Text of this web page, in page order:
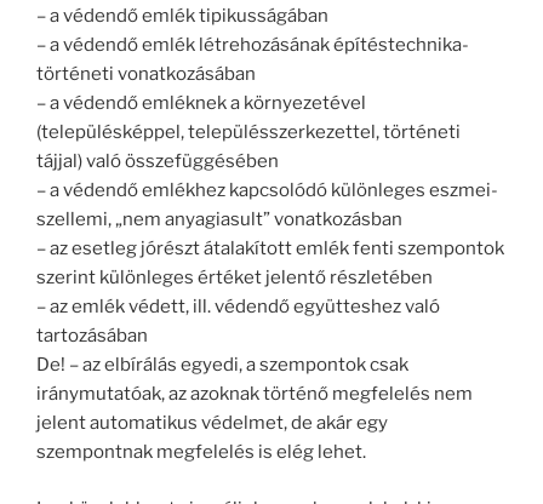
– a védendő emlék tipikusságában
– a védendő emlék létrehozásának építéstechnika-
történeti vonatkozásában
– a védendő emléknek a környezetével
(településképpel, településszerkezettel, történeti
tájjal) való összefüggésében
– a védendő emlékhez kapcsolódó különleges eszmei-
szellemi, „nem anyagiasult” vonatkozásban
– az esetleg jórészt átalakított emlék fenti szempontok
szerint különleges értéket jelentő részletében
– az emlék védett, ill. védendő együtteshez való
tartozásában
De! – az elbírálás egyedi, a szempontok csak
iránymutatóak, az azoknak történő megfelelés nem
jelent automatikus védelmet, de akár egy
szempontnak megfelelés is elég lehet.